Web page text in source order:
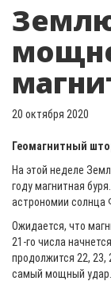
20 октября 2020
Геомагнитный
На этой неделе
году магнитная
астрономии солнца
Ожидается, что
21-го числа
продолжится 22, 23,
самый мощный удар.